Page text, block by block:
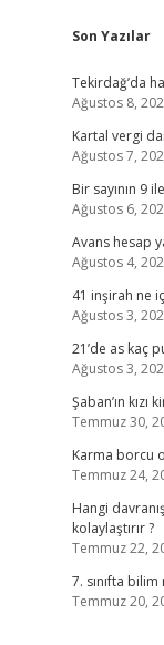
Son Yazılar
Tekirdağ’da
Ağustos 8,
Kartal vergi
Ağustos 7,
Bir sayının 9
Ağustos 6,
Avans hesap
Ağustos 4,
41 inşirah ne
Ağustos 3,
21’de as kaç
Ağustos 3,
Şaban’ın kızı
Temmuz 30,
Karma borcu
Temmuz 24,
Hangi
kolaylaştırır ?
Temmuz 22,
7. sınıfta bilim
Temmuz 20,